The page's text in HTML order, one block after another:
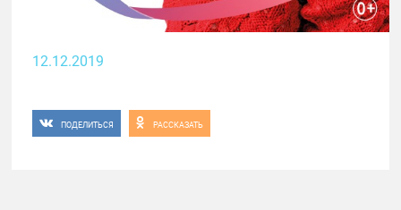
12.12.2019
ПОДЕЛИТЬСЯ РАССКАЗАТЬ